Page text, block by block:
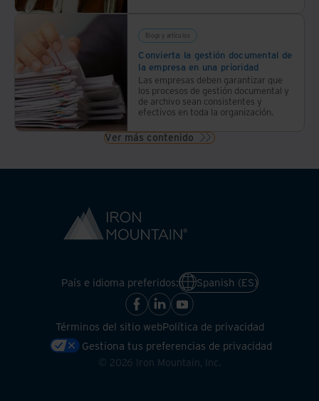
Blogs y artículos
Convierta la gestión documental de
la empresa en una prioridad
Las empresas deben garantizar que
los procesos de gestión documental y
de archivo sean consistentes y
efectivos en toda la organización.
Ver más contenido
País e idioma preferidos: Spanish (ES)
Términos del sitio webPolítica de privacidad
Gestiona tus preferencias de privacidad
© 2026 Iron Mountain, Inc.